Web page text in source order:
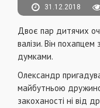
31.12.2018
Двоє пар дитячих
валізи. Він похапцем
думками.
Олександр
майбутньою
закоханості ні від